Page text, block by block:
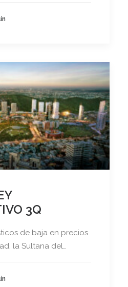
3Q
de baja en precios
la Sultana del…